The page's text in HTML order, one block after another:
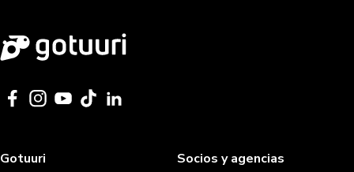
Gotuuri
Socios y agencias